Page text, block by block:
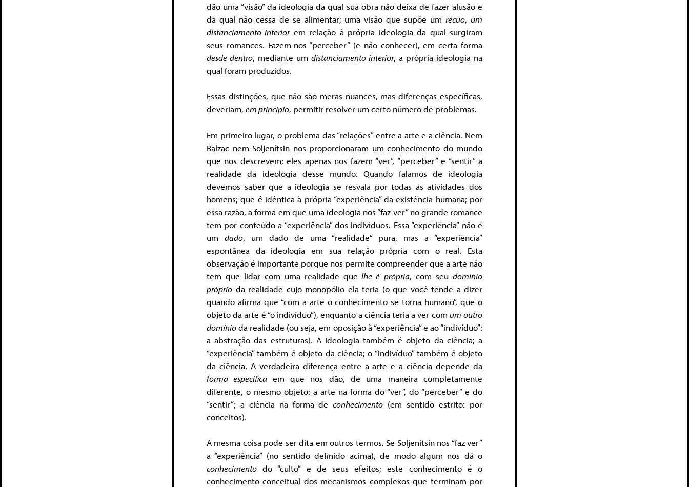
dão uma “visão” da ideologia da qual sua obra não deixa de fazer alusão e
da qual não cessa de se alimentar; uma visão que supõe umrecuo,um
distanciamento interiorem relação à própria ideologia da qual surgiram
seus romances. Fazem-nos “perceber” (e não conhecer), em certa forma
desde dentro, mediante um distanciamento interior, a própria ideologia na
qual foram produzidos.
Essas distinções, que não são meras nuances, mas diferenças específicas,
deveriam, em princípio, permitir resolver um certo número de problemas.
Em primeiro lugar, o problema das “relações” entre a arte e a ciência. Nem
Balzac nem Soljenítsin nos proporcionaram um conhecimento do mundo
que nos descrevem; eles apenas nos fazem “ver”, “perceber” e “sentir” a
realidade da ideologia desse mundo. Quando falamos de ideologia
devemos saber que a ideologia se resvala por todas as atividades dos
homens; que é idêntica à própria “experiência” da existência humana; por
essa razão, a forma em que uma ideologia nos “faz ver” no grande romance
tem por conteúdo a “experiência” dos indivíduos. Essa “experiência” não é
um dado, um dado de uma “realidade” pura, mas a “experiência”
espontânea da ideologia em sua relação própria com o real. Esta
observação é importante porque nos permite compreender que a arte não
tem que lidar com uma realidade quelhe é própria, com seudomínio
próprio da realidade cujo monopólio ela teria (o que você tende a dizer
quando afirma que “com a arte o conhecimento se torna humano”, que o
objeto da arte é “o indivíduo”), enquanto a ciência teria a ver com um outro
domínioda realidade (ou seja, em oposição à “experiência” e ao “indivíduo”:
a abstração das estruturas). A ideologia também é objeto da ciência; a
“experiência” também é objeto da ciência; o “indivíduo” também é objeto
da ciência. A verdadeira diferença entre a arte e a ciência depende da
forma específica em que nos dão, de uma maneira completamente
diferente, o mesmo objeto: a arte na forma do “ver”, do “perceber” e do
“sentir”; a ciência na forma deconhecimento (em sentido estrito: por
conceitos).
A mesma coisa pode ser dita em outros termos. Se Soljenítsin nos “faz ver”
a “experiência” (no sentido definido acima), de modo algum nos dá o
conhecimento do “culto” e de seus efeitos; este conhecimento é o
conhecimento conceitual dos mecanismos complexos que terminam por